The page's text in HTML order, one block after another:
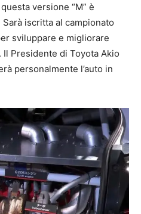
versione “M” è
iscritta al campionato
sviluppare e migliorare
Il Presidente di Toyota Akio
personalmente l’auto in